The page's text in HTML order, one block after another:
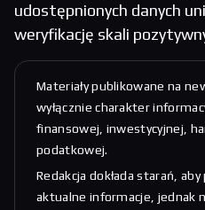
udostępnionych danych
weryfikację skali
Materiały publikowane na
wyłącznie charakter
finansowej, inwestycyjnej,
podatkowej.
Redakcja dokłada starań,
aktualne informacje, jednak